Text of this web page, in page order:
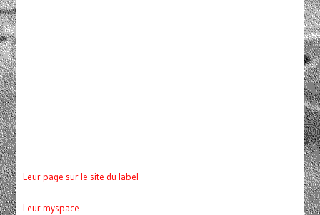
Leur page sur le site du label
Leur myspace